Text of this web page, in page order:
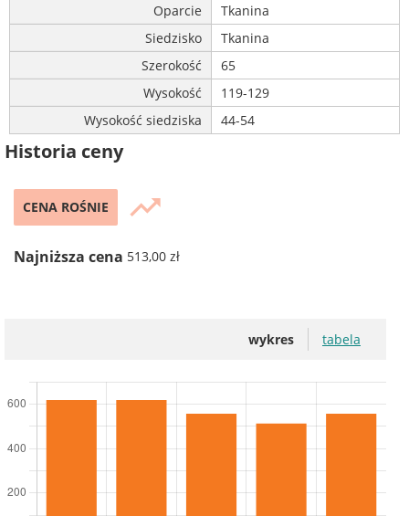
Oparcie
Tkanina
Siedzisko
Tkanina
Szerokość
65
Wysokość
119-129
Wysokość siedziska
44-54
Historia ceny
CENA ROŚNIE trending_up
Najniższa cena 513,00 zł
wykres tabela